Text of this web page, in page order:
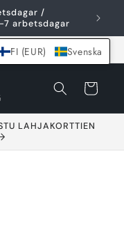
/
arbetsdagar
2021
Varukorg
LAHJAKORTTIEN
FI (EUR) Svenska